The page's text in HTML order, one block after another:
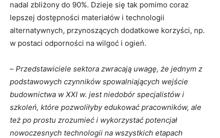
nadal zbliżony do 90%. Dzieje się tak pomimo coraz
lepszej dostępności materiałów i technologii
alternatywnych, przynoszących dodatkowe korzyści, np.
w postaci odporności na wilgoć i ogień.
– Przedstawiciele sektora zwracają uwagę, że jednym z
podstawowych czynników spowalniających wejście
budownictwa w XXI w. jest niedobór specjalistów i
szkoleń, które pozwoliłyby edukować pracowników, ale
też po prostu zrozumieć i wykorzystać potencjał
nowoczesnych technologii na wszystkich etapach